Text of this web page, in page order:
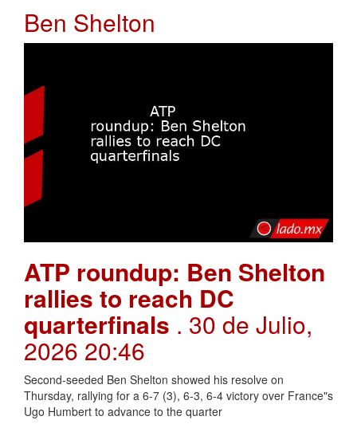
Ben Shelton
ATP roundup: Ben Shelton
rallies to reach DC
quarterfinals . 30 de Julio,
2026 20:46
Second-seeded Ben Shelton showed his resolve on
Thursday, rallying for a 6-7 (3), 6-3, 6-4 victory over France"s
Ugo Humbert to advance to the quarter